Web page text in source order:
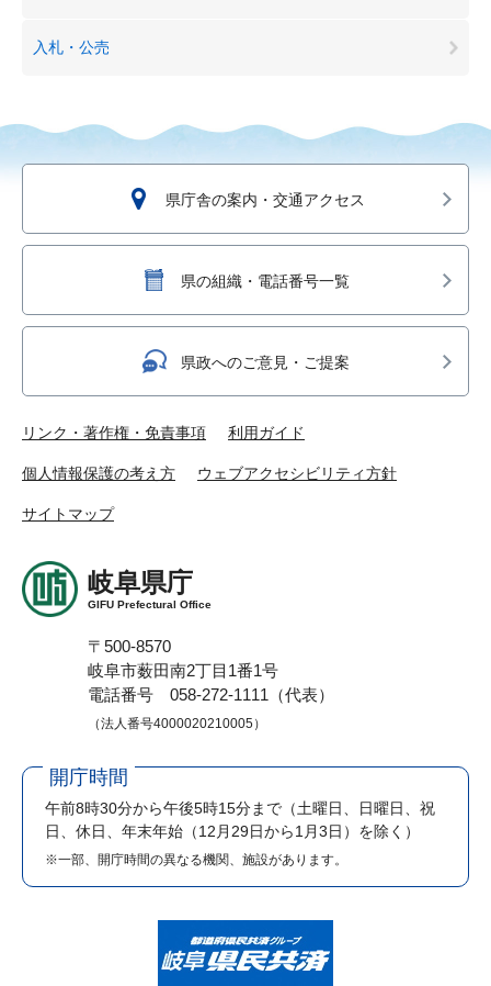
入札・公売
県庁舎の案内・交通アクセス
県の組織・電話番号一覧
県政へのご意見・ご提案
リンク・著作権・免責事項 利用ガイド
個人情報保護の考え方 ウェブアクセシビリティ方針
サイトマップ
岐阜県庁
GIFU Prefectural Office
〒500-8570
岐阜市薮田南2丁目1番1号
電話番号 058-272-1111（代表）
（法人番号4000020210005）
開庁時間
午前8時30分から午後5時15分まで （土曜日、日曜日、祝
日、休日、年末年始（12月29日から1月3日）を除く）
※一部、開庁時間の異なる機関、施設があります。